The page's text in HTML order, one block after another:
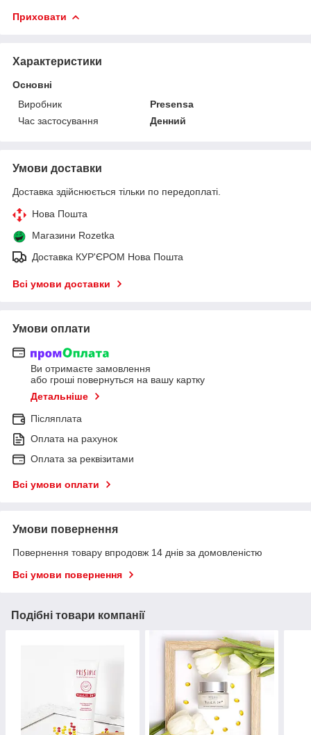
Приховати
Характеристики
Основні
Виробник
Presensa
Час застосування
Денний
Умови доставки
Доставка здійснюється тільки по передоплаті.
Нова Пошта
Магазини Rozetka
Доставка КУР'ЄРОМ Нова Пошта
Всі умови доставки
Умови оплати
Ви отримаєте замовлення
або гроші повернуться на вашу картку
Детальніше
Післяплата
Оплата на рахунок
Оплата за реквізитами
Всі умови оплати
Умови повернення
Повернення товару впродовж 14 днів за домовленістю
Всі умови повернення
Подібні товари компанії